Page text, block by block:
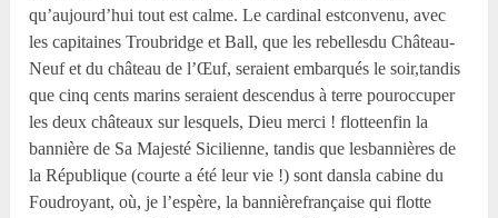
qu’aujourd’hui tout est calme. Le cardinal estconvenu, avec
les capitaines Troubridge et Ball, que les rebellesdu Château-
Neuf et du château de l’Œuf, seraient embarqués le soir,tandis
que cinq cents marins seraient descendus à terre pouroccuper
les deux châteaux sur lesquels, Dieu merci ! flotteenfin la
bannière de Sa Majesté Sicilienne, tandis que lesbannières de
la République (courte a été leur vie !) sont dansla cabine du
Foudroyant, où, je l’espère, la bannièrefrançaise qui flotte